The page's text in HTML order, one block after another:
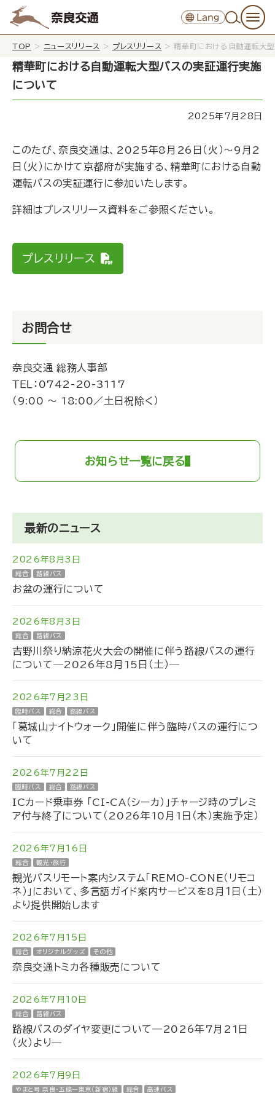
TOP > ニュースリリース > プレスリリース >精華町における自動運転大
精華町における自動運転大型バスの実証運行実施
について
2025年7月28日
このたび、奈良交通は、2025年8月26日（火）～9月2
日（火）にかけて京都府が実施する、精華町における自動
運転バスの実証運行に参加いたします。
詳細はプレスリリース資料をご参照ください。
プレスリリース
お問合せ
奈良交通 総務人事部
ＴＥＬ： 0742-20-3117
（9:00 ～ 18:00／土日祝除く）
お知らせ一覧に戻る
最新のニュース
2026年8月3日
総合 路線バス
お盆の運行について
2026年8月3日
総合 路線バス
吉野川祭り納涼花火大会の開催に伴う路線バスの運行
について―2026年8月15日（土）―
2026年7月23日
臨時バス 総合 路線バス
「葛城山ナイトウォーク」開催に伴う臨時バスの運行につ
いて
2026年7月22日
臨時バス 総合 路線バス
ICカード乗車券 「CI-CA（シーカ）」チャージ時のプレミ
ア付与終了について（2026年10月1日（木）実施予定）
2026年7月16日
総合 観光・旅行
観光バスリモート案内システム「REMO-CONE（リモコ
ネ）」において、多言語ガイド案内サービスを8月１日（土）
より提供開始します
2026年7月15日
総合 オリジナルグッズ その他
奈良交通トミカ各種販売について
2026年7月10日
総合 路線バス
路線バスのダイヤ変更について―2026年7月21日
（火）より―
2026年7月9日
やまと号 奈良・五條ー東京（新宿）線 総合 高速バス